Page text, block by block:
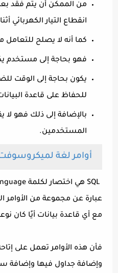
من الممكن أن يتم فقد
انقطاع التيار الكهربائي
كما أنه لا يصلح للتعامل
فهو بحاجة إلى مستخدم
يكون بحاجة إلى الوقت
للحفاظ على قاعدة
بالإضافة إلى ذلك فهو لا
المستخدمين.
أوامر لغة
عبارة عن مجموعة من الأوامر
مع أي قاعدة بيانات أيًا كان
فأن هذه الأوامر تعمل على
وإضافة جداول فيها وإضافة